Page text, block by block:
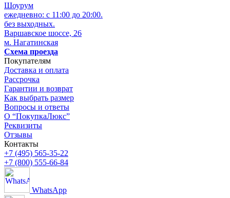
Шоурум
ежедневно: с 11:00 до 20:00.
без выходных.
Варшавское шоссе, 26
м. Нагатинская
Схема проезда
Покупателям
Доставка и оплата
Рассрочка
Гарантии и возврат
Как выбрать размер
Вопросы и ответы
О “ПокупкаЛюкс”
Реквизиты
Отзывы
Контакты
+7 (495) 565-35-22
+7 (800) 555-66-84
WhatsApp